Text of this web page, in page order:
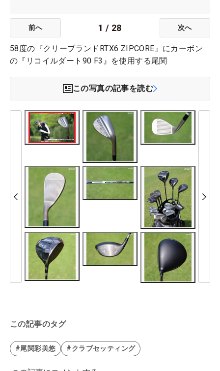
前へ 1 / 28 次へ
58度の『クリーブランドRTX6 ZIPCORE』にカーボン
の『リコイルダート90 F3』を使用する尾関
この写真の記事を読む
この記事のタグ
#尾関彩美悠 #クラブセッティング